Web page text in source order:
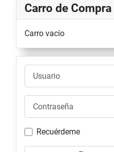
Carro de Compra
Carro vacío
Recuérdeme